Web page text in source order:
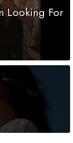
Looking For